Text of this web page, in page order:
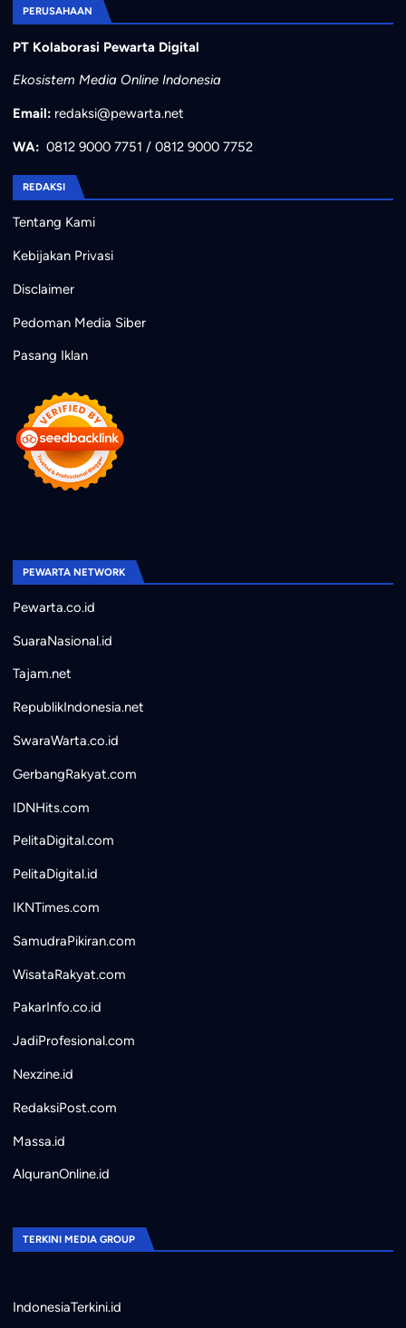
PERUSAHAAN
PT Kolaborasi Pewarta Digital
Ekosistem Media Online Indonesia
Email: redaksi@pewarta.net
WA: 0812 9000 7751 / 0812 9000 7752
REDAKSI
Tentang Kami
Kebijakan Privasi
Disclaimer
Pedoman Media Siber
Pasang Iklan
PEWARTA NETWORK
Pewarta.co.id
SuaraNasional.id
Tajam.net
RepublikIndonesia.net
SwaraWarta.co.id
GerbangRakyat.com
IDNHits.com
PelitaDigital.com
PelitaDigital.id
IKNTimes.com
SamudraPikiran.com
WisataRakyat.com
PakarInfo.co.id
JadiProfesional.com
Nexzine.id
RedaksiPost.com
Massa.id
AlquranOnline.id
TERKINI MEDIA GROUP
IndonesiaTerkini.id